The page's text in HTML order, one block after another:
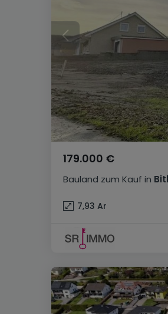
Bauland zum Kauf in
179.000 €
7,93 Ar